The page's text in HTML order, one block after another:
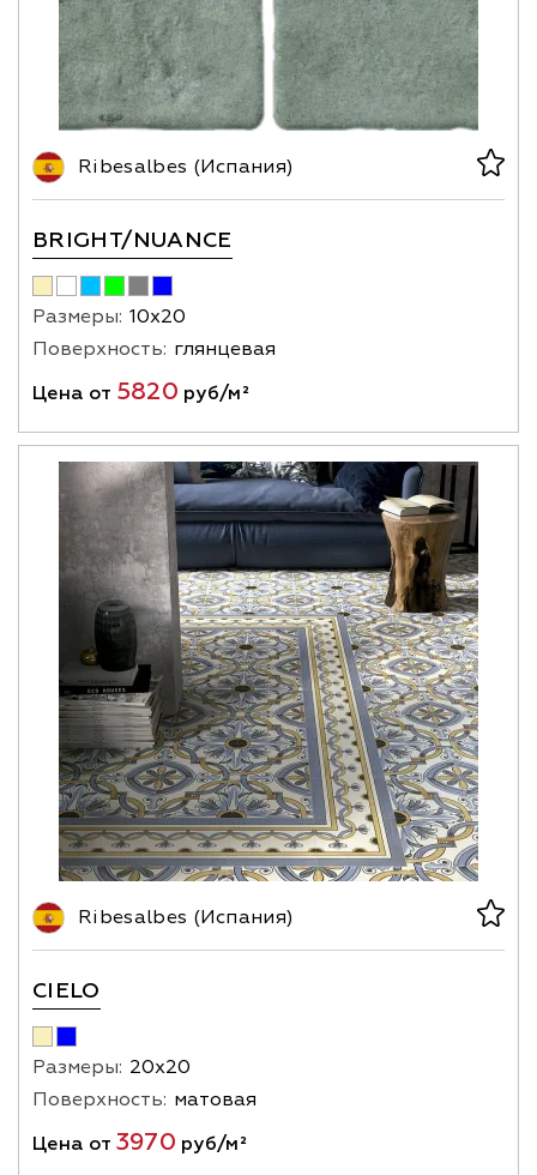
Ribesalbes (Испания)
BRIGHT/NUANCE
Размеры: 10х20
Поверхность: глянцевая
Цена от 5820 руб/м²
Ribesalbes (Испания)
CIELO
Размеры: 20х20
Поверхность: матовая
Цена от 3970 руб/м²